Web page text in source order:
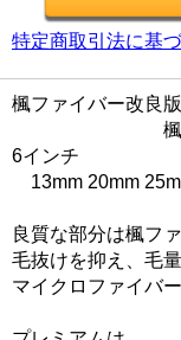
特定商取引法に基
楓ファイバー改良版
楓デラッ
6インチ
13mm 20mm
良質な部分は楓フ
毛抜けを抑え、毛量
マイクロファイバ